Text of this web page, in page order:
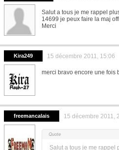
Salut a tous je me rappel
14699 je peux faire la maj
Merci
Kira249 15 décembre 2011, 15:06
merci bravo encore une fois
freemancalais 15 décembre 2011,
Salut a tous je me rappel